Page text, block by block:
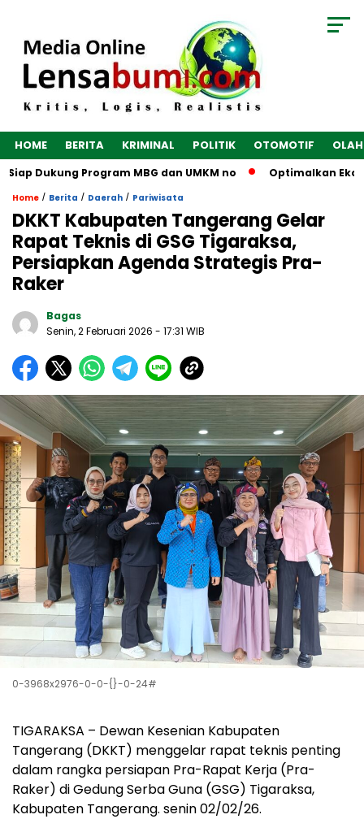
HOME BERITA KRIMINAL POLITIK OTOMOTIF
Dukung Program MBG dan UMKM no Optimalkan
Home / Berita / Daerah / Pariwisata
DKKT Kabupaten Tangerang Gelar
Rapat Teknis di GSG Tigaraksa,
Persiapkan Agenda Strategis Pra-
Raker
Bagas
Senin, 2 Februari 2026 - 17:31 WIB
0-3968x2976-0-0-{}-0-24#
‎TIGARAKSA – Dewan Kesenian Kabupaten
Tangerang (DKKT) menggelar rapat teknis penting
dalam rangka persiapan Pra-Rapat Kerja (Pra-
Raker) di Gedung Serba Guna (GSG) Tigaraksa,
Kabupaten Tangerang. senin 02/02/26.